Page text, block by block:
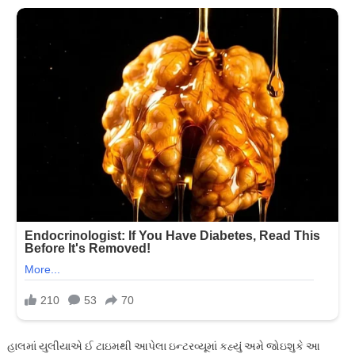
હાલમાં યુલીયાએ ઈ ટાઇમથી આપેલા ઇન્ટરવ્યૂમાં કહ્યું અમે જોઇશુકે આ